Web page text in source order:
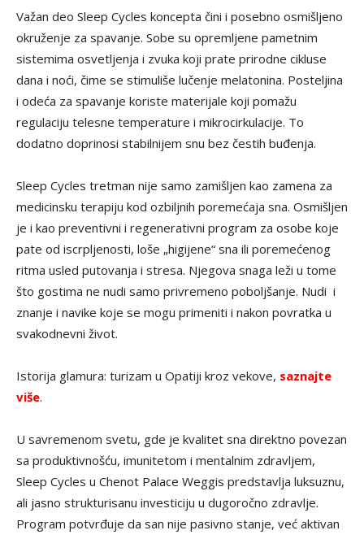
Važan deo Sleep Cycles koncepta čini i posebno osmišljeno
okruženje za spavanje. Sobe su opremljene pametnim
sistemima osvetljenja i zvuka koji prate prirodne cikluse
dana i noći, čime se stimuliše lučenje melatonina. Posteljina
i odeća za spavanje koriste materijale koji pomažu
regulaciju telesne temperature i mikrocirkulacije. To
dodatno doprinosi stabilnijem snu bez čestih buđenja.
Sleep Cycles tretman nije samo zamišljen kao zamena za
medicinsku terapiju kod ozbiljnih poremećaja sna. Osmišljen
je i kao preventivni i regenerativni program za osobe koje
pate od iscrpljenosti, loše „higijene“ sna ili poremećenog
ritma usled putovanja i stresa. Njegova snaga leži u tome
što gostima ne nudi samo privremeno poboljšanje. Nudi i
znanje i navike koje se mogu primeniti i nakon povratka u
svakodnevni život.
Istorija glamura: turizam u Opatiji kroz vekove, saznajte
više.
U savremenom svetu, gde je kvalitet sna direktno povezan
sa produktivnošću, imunitetom i mentalnim zdravljem,
Sleep Cycles u Chenot Palace Weggis predstavlja luksuznu,
ali jasno strukturisanu investiciju u dugoročno zdravlje.
Program potvrđuje da san nije pasivno stanje, već aktivan